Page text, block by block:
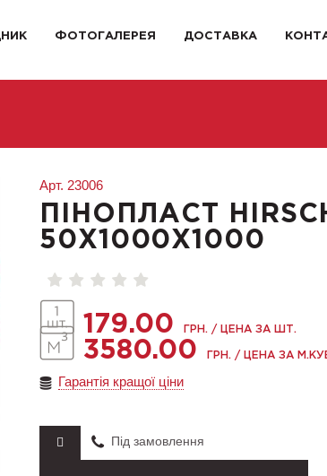
ФОТОГАЛЕРЕЯ ДОСТАВКА
Арт. 23006
ПІНОПЛАСТ
50X1000X1000
179.00 ГРН. / ЦЕНА ЗА ШТ.
3580.00 ГРН. / ЦЕНА ЗА
Гарантія кращої ціни
Під замовлення